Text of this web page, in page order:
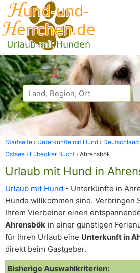
Startseite Unterkünfte mit Hund Deutschland
Ostsee
Lübecker Bucht Ahrensbök
Urlaub mit Hund in
Urlaub mit Hund - Unterkünfte in
Hunde willkommen sind. Verbringen
Ihrem Vierbeiner einen
Ahrensbök in einer günstigen
für Ihren Urlaub eine Unterkunft in
direkt beim Gastgeber.
Bisherige Auswahlkriterien: